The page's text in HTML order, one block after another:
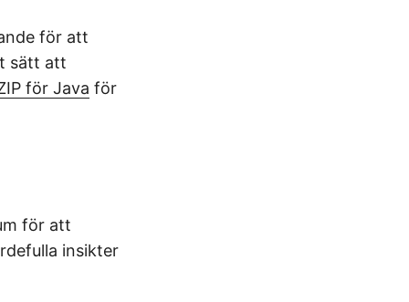
för att
sätt att
för Java för
för att
insikter